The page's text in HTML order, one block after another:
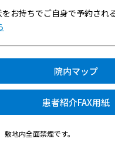
お持ちでご自身で予約され
院内マップ
患者紹介FAX用紙
地内全面禁煙です。